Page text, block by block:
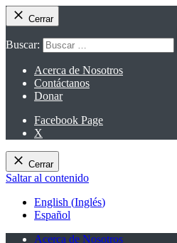
Cerrar
Buscar:
Acerca de Nosotros
Contáctanos
Donar
Facebook Page
X
Cerrar
Saltar al contenido
English (Inglés)
Español
Acerca de Nosotros